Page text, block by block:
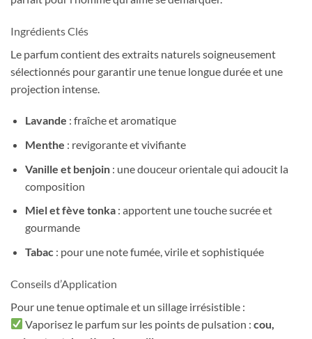
Ingrédients Clés
Le parfum contient des extraits naturels soigneusement
sélectionnés pour garantir une tenue longue durée et une
projection intense.
Lavande : fraîche et aromatique
Menthe : revigorante et vivifiante
Vanille et benjoin: une douceur orientale qui adoucit la
composition
Miel et fève tonka: apportent une touche sucrée et
gourmande
Tabac : pour une note fumée, virile et sophistiquée
Conseils d’Application
Pour une tenue optimale et un sillage irrésistible :
Vaporisez le parfum sur les points de pulsation :cou,